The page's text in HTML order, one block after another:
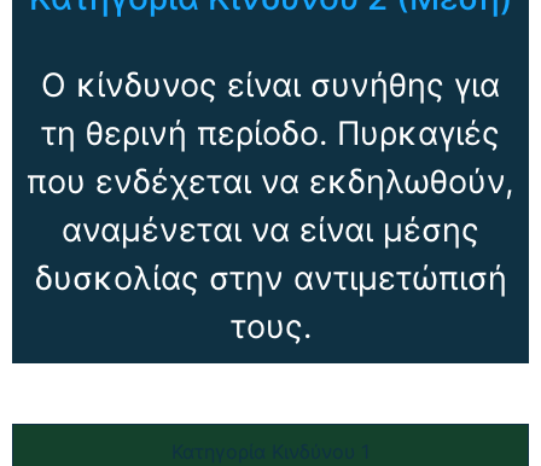
Ο κίνδυνος είναι συνήθης για
τη θερινή περίοδο. Πυρκαγιές
που ενδέχεται να εκδηλωθούν,
αναμένεται να είναι μέσης
δυσκολίας στην αντιμετώπισή
τους.
Κατηγορία Κινδύνου 1